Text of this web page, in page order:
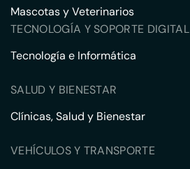
Mascotas y Veterinarios
TECNOLOGÍA Y SOPORTE DIGITAL
Tecnología e Informática
SALUD Y BIENESTAR
Clínicas, Salud y Bienestar
VEHÍCULOS Y TRANSPORTE